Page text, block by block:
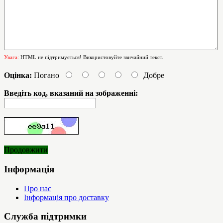
Увага: HTML не підтримується! Використовуйте звичайний текст.
Оцінка: Погано Добре
Введіть код, вказаний на зображенні:
Продовжити
Інформація
Про нас
Інформація про доставку
Служба підтримки